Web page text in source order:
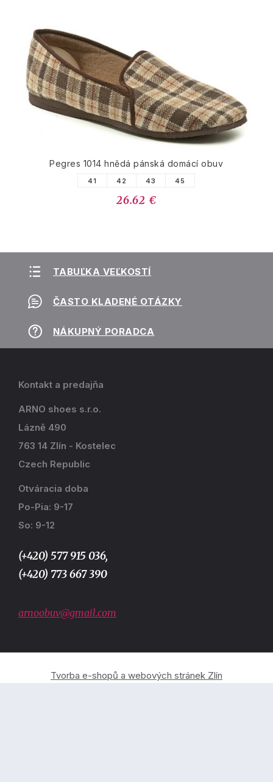
Pegres 1014 hnědá pánská domácí obuv
41 42 43 45
26.62 €
TABUĽKA VEĽKOSTÍ
ČASTO KLADENÉ OTÁZKY
NÁKUPNÝ PORADCA
Kontakt a predajňa
ARNO shoes s.r.o.
Lázně 490
763 14 Zlín - Kostelec
Czech Republic
Otváracia doba
Po-Pia: 9-17
So: 9-12
(+420) 577 915 036,
(+420) 773 667 390
arnoobuv@gmail.com
Tvorba e-shopů a webových stránek Zlín